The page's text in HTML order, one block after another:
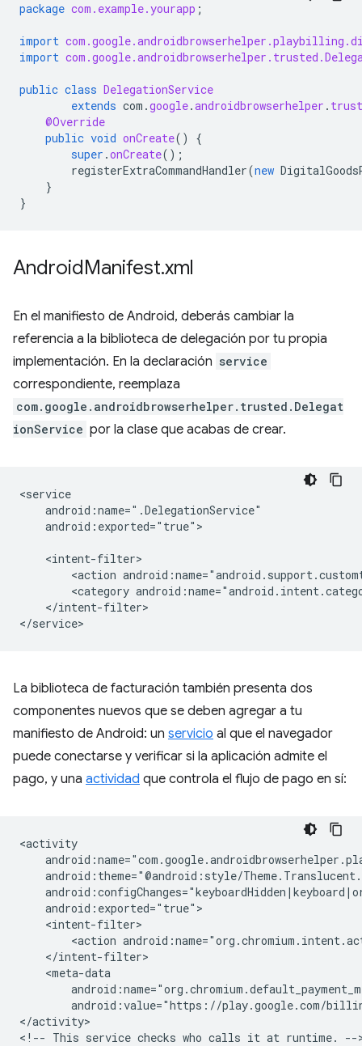
package com.example.yourapp ;
import
import
public class DelegationService
extends com .google.androidbrowserhelper .
@Override
public void onCreate()
{
super .onCreate();
registerExtraCommandHandler(new
}
}
AndroidManifest.xml
En el manifiesto de Android, deberás cambiar la
referencia a la biblioteca de delegación por tu propia
implementación. En la declaración service
correspondiente, reemplaza
com.google.androidbrowserhelper.trusted.Delegat
ionService por la clase que acabas de crear.
android:exported="true">
<action
<category
</intent-filter>
La biblioteca de facturación también presenta dos
componentes nuevos que se deben agregar a tu
manifiesto de Android: un servicio al que el navegador
puede conectarse y verificar si la aplicación admite el
pago, y una actividad que controla el flujo de pago en sí:
<action
android:value="https://play.google.com/
</activity>
<!-- This service checks who calls it at runtime.
--